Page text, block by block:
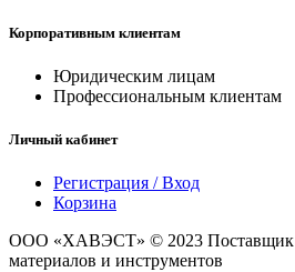
Корпоративным клиентам
Юридическим лицам
Профессиональным клиентам
Личный кабинет
Регистрация / Вход
Корзина
ООО «ХАВЭСТ» © 2023 Поставщик
материалов и инструментов